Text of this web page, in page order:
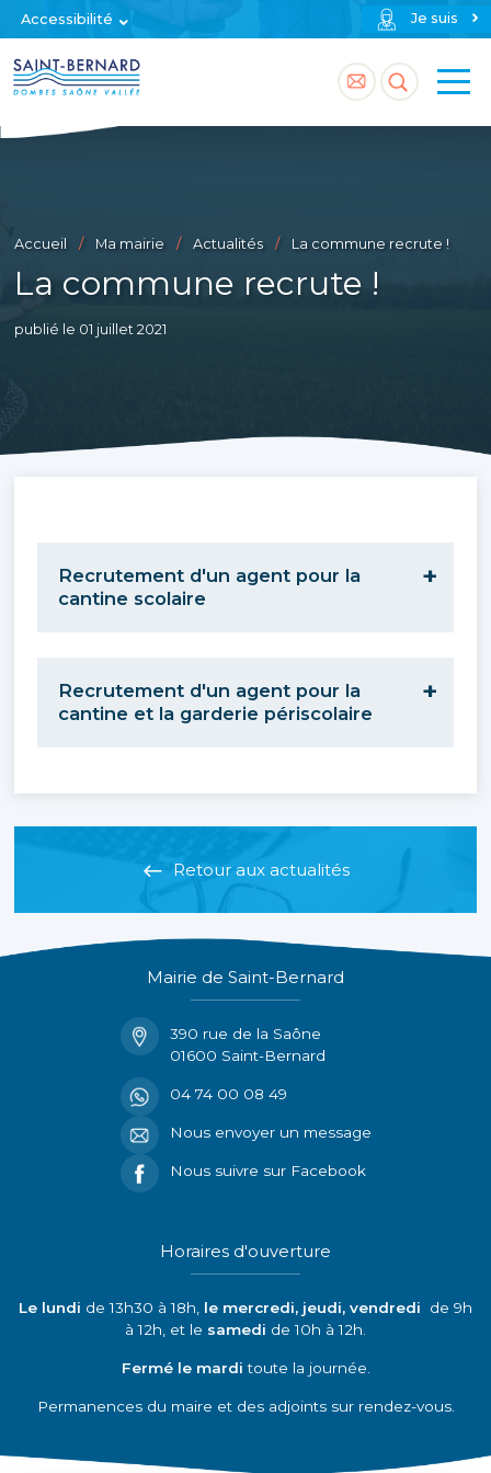
Accessibilité Je suis
Accéder
à
contact
Accéder
à
Accueil Ma mairie Actualités La commune recrute !
La commune recrute !
publié le 01 juillet 2021
Recrutement d'un agent pour la
cantine scolaire
Recrutement d'un agent pour la
cantine et la garderie périscolaire
Retour aux actualités
Mairie de Saint-Bernard
390 rue de la Saône
01600 Saint-Bernard
04 74 00 08 49
Nous envoyer un message
Nous suivre sur Facebook
Horaires d'ouverture
Le lundi de 13h30 à 18h, le mercredi, jeudi, vendredi de 9h
à 12h, et le samedi de 10h à 12h.
Fermé le marditoute la journée.
Permanences du maire et des adjoints sur rendez-vous.